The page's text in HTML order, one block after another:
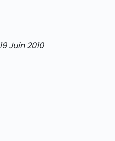
19 Juin 2010